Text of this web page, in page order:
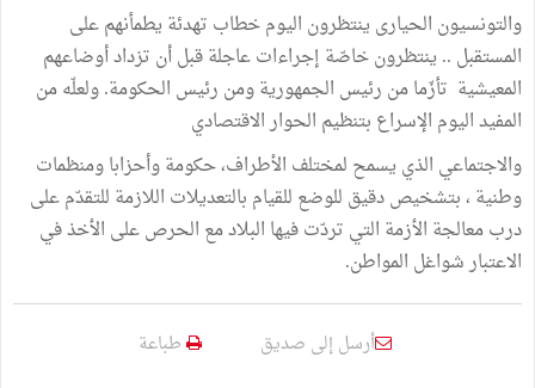
والتونسيون الحيارى ينتظرون اليوم خطاب تهدئة يطمأنهم على
المستقبل .. ينتظرون خاصّة إجراءات عاجلة قبل أن تزداد أوضاعهم
المعيشية تأزّما من رئيس الجمهورية ومن رئيس الحكومة. ولعلّه من
المفيد اليوم الإسراع بتنظيم الحوار الاقتصادي
والاجتماعي الذي يسمح لمختلف الأطراف، حكومة وأحزابا ومنظمات
وطنية ، بتشخيص دقيق للوضع للقيام بالتعديلات اللازمة للتقدّم على
درب معالجة الأزمة التي تردّت فيها البلاد مع الحرص على الأخذ في
الاعتبار شواغل المواطن.
أرسل إلى صديق طباعة